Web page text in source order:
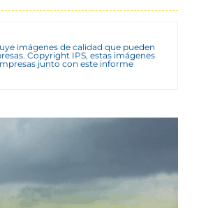
imágenes de calidad que pueden
Copyright IPS, estas imágenes
junto con este informe